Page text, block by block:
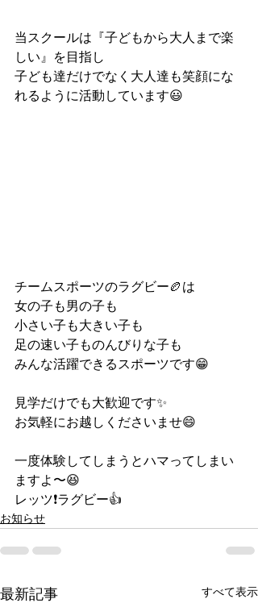
当スクールは『子どもから大人まで楽
しい』を目指し
子ども達だけでなく大人達も笑顔にな
れるように活動しています😃
チームスポーツのラグビー🏉は
女の子も男の子も
小さい子も大きい子も
足の速い子ものんびりな子も
みんな活躍できるスポーツです😁
見学だけでも大歓迎です✨
お気軽にお越しくださいませ😄
一度体験してしまうとハマってしまい
ますよ〜😆
レッツ❗️ラグビー👍
お知らせ
最新記事 すべて表示